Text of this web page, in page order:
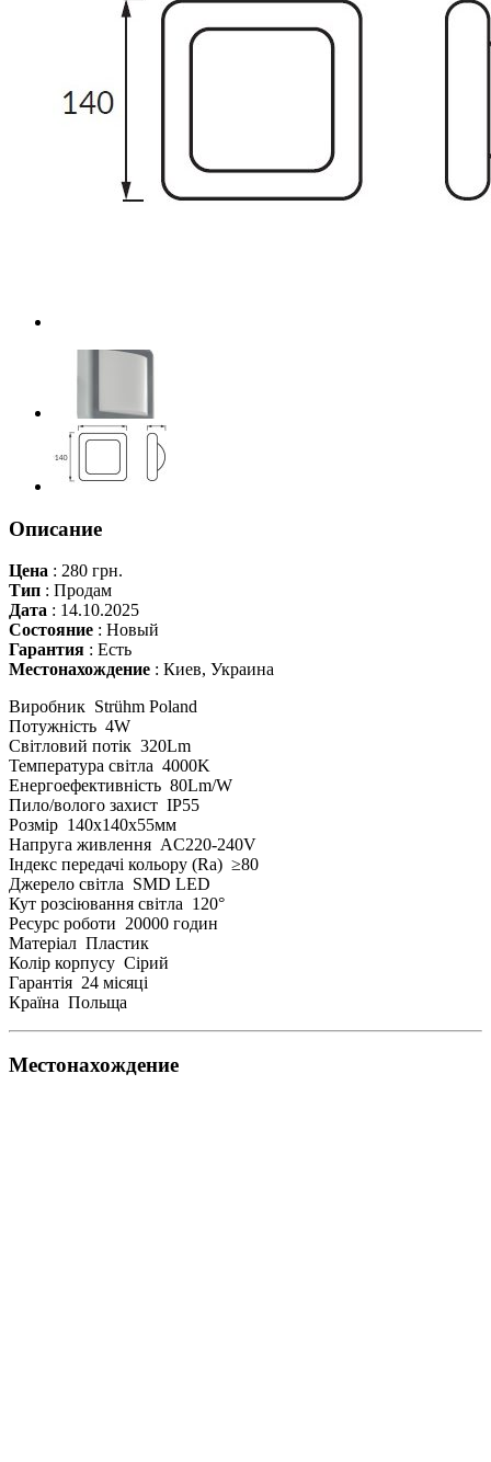
Описание
Цена : 280 грн.
Тип : Продам
Дата : 14.10.2025
Состояние : Новый
Гарантия : Есть
Местонахождение : Киев, Украина
Виробник Strühm Poland
Потужність 4W
Світловий потік 320Lm
Температура світла 4000K
Енергоефективність 80Lm/W
Пило/волого захист IP55
Розмір 140x140x55мм
Напруга живлення AC220-240V
Індекс передачі кольору (Ra) ≥80
Джерело світла SMD LED
Кут розсіювання світла 120°
Ресурс роботи 20000 годин
Матеріал Пластик
Колір корпусу Сірий
Гарантія 24 місяці
Країна Польща
Местонахождение